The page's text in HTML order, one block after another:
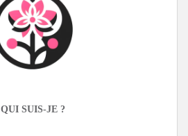
QUI SUIS-JE ?